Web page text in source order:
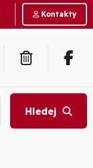
Kontakty
Hledej